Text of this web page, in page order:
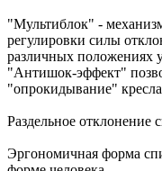
"Мультиблок" -
регулировки силы
различных положениях
"Антишок-эффект"
"опрокидывание"
Раздельное отклонение
Эргономичная форма